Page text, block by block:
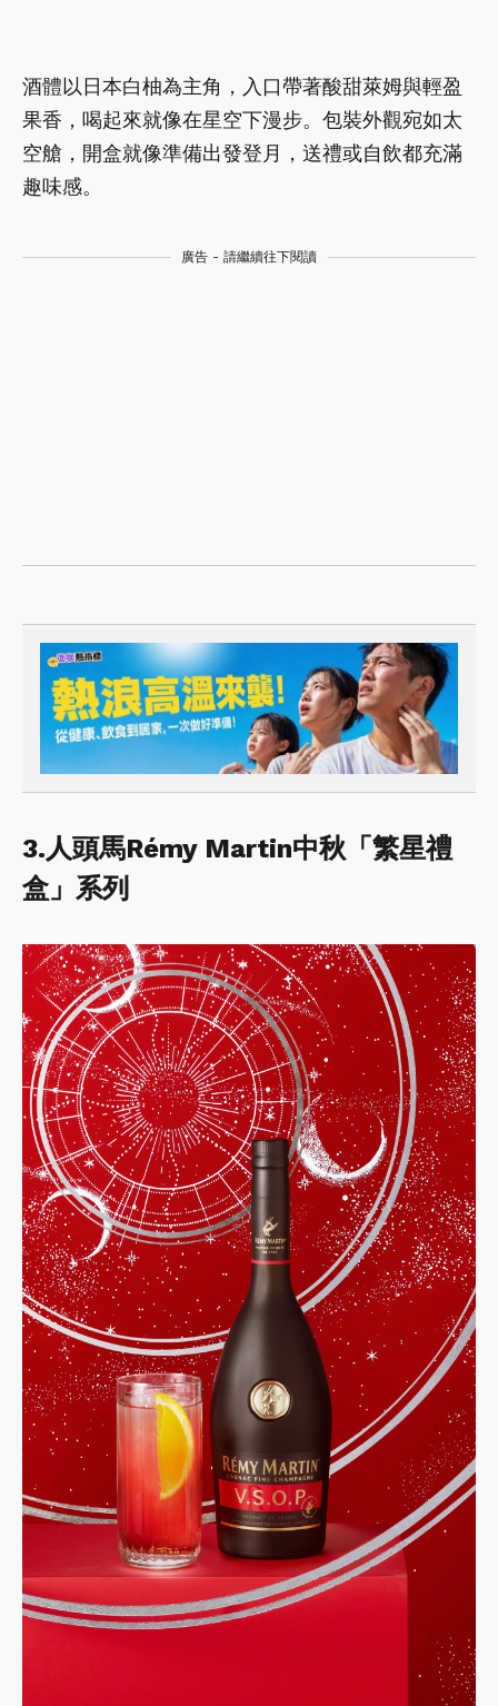
酒體以日本白柚為主角，入口帶著酸甜萊姆與輕盈
果香，喝起來就像在星空下漫步。包裝外觀宛如太
空艙，開盒就像準備出發登月，送禮或自飲都充滿
趣味感。
廣告 - 請繼續往下閱讀
3.人頭馬Rémy Martin中秋「繁星禮
盒」系列